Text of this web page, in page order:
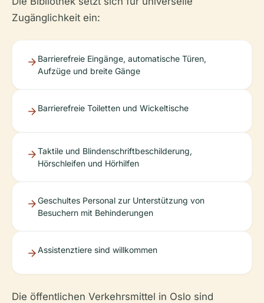
Zugänglichkeit ein:
Barrierefreie Eingänge, automatische Türen,
Aufzüge und breite Gänge
Barrierefreie Toiletten und Wickeltische
Taktile und Blindenschriftbeschilderung,
Hörschleifen und Hörhilfen
Geschultes Personal zur Unterstützung von
Besuchern mit Behinderungen
Assistenztiere sind willkommen
Die öffentlichen Verkehrsmittel in Oslo sind